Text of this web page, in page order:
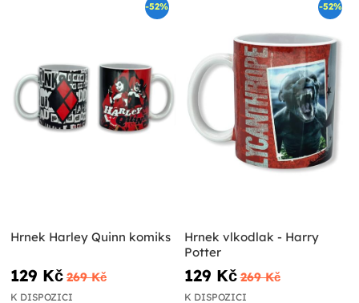
-52%
Hrnek Harley Quinn komiks
129 Kč 269 Kč
K DISPOZICI
-52%
Hrnek vlkodlak - Harry
Potter
129 Kč 269 Kč
K DISPOZICI